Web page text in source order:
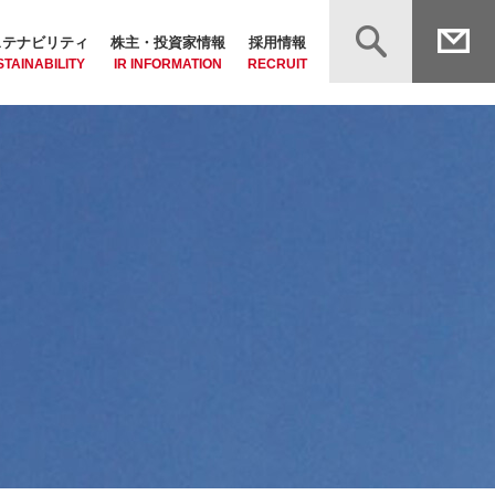
ナビリティ 株主・投資家情報
IR INFORMATION
採用情報
RECRUIT